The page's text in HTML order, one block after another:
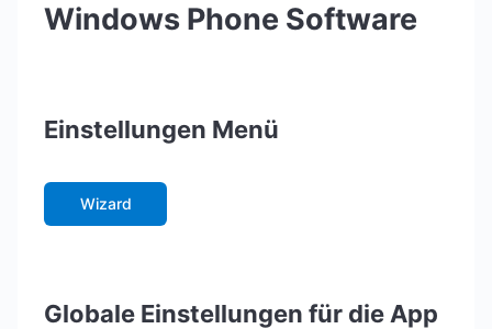
Windows Phone Software
Einstellungen Menü
Wizard
Globale Einstellungen für die App